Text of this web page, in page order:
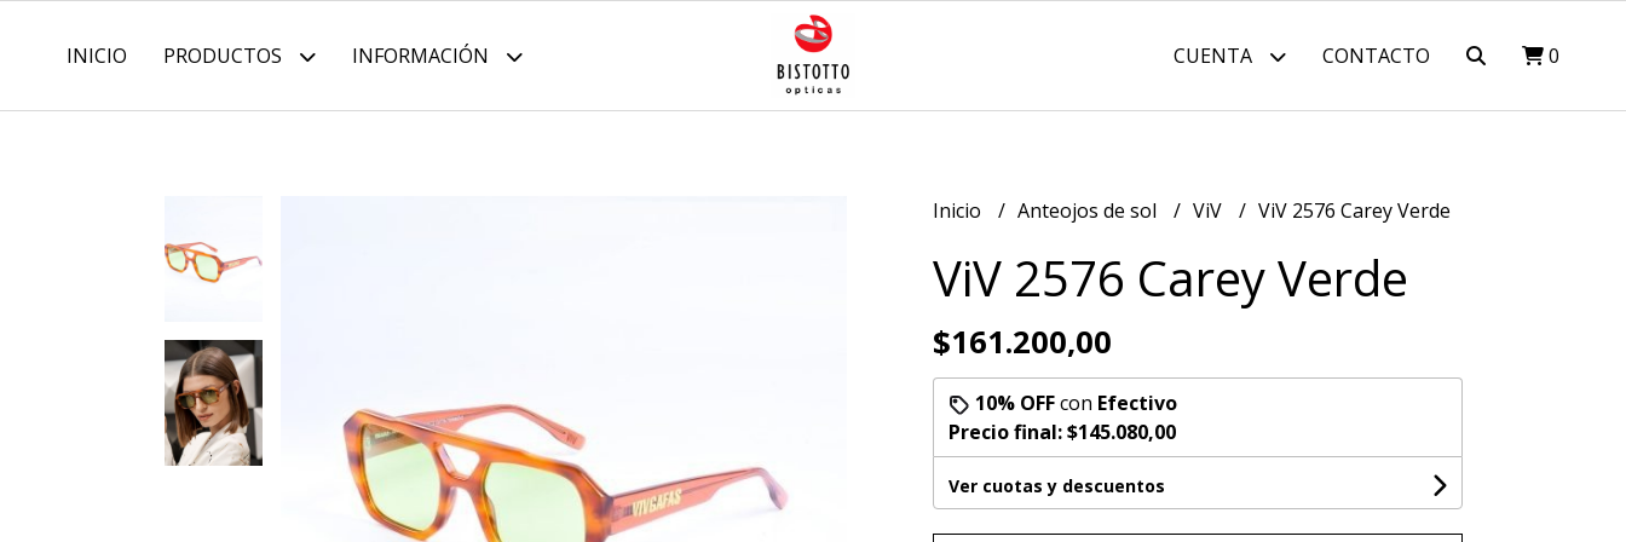
INICIO PRODUCTOS INFORMACIÓN CUENTA CONTACTO 0
Inicio Anteojos de sol ViV ViV 2576 Carey Verde
ViV 2576 Carey Verde
$161.200,00
10% OFFcon Efectivo
Precio final:$145.080,00
Ver cuotas y descuentos